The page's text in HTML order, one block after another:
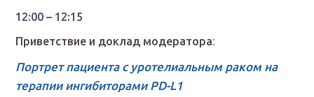
12:00 – 12:15
Приветствие и доклад модератора:
Портрет пациента с уротелиальным раком на
терапии ингибиторами PD-L1